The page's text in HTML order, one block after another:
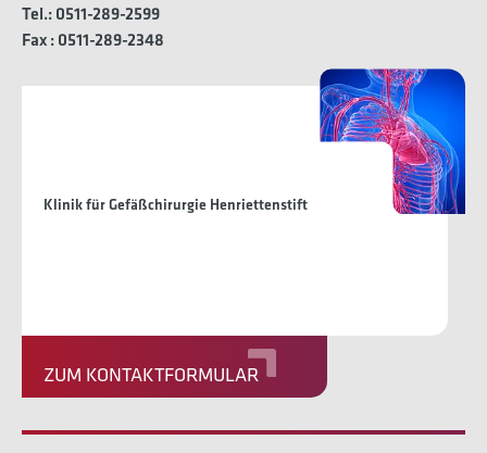
Tel.: 0511-289-2599
Fax : 0511-289-2348
Klinik für Gefäßchirurgie Henriettenstift
ZUM KONTAKTFORMULAR